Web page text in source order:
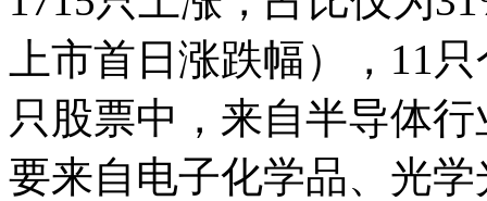
上市首日涨跌幅），11
只股票中，来自半导体
要来自电子化学品、光